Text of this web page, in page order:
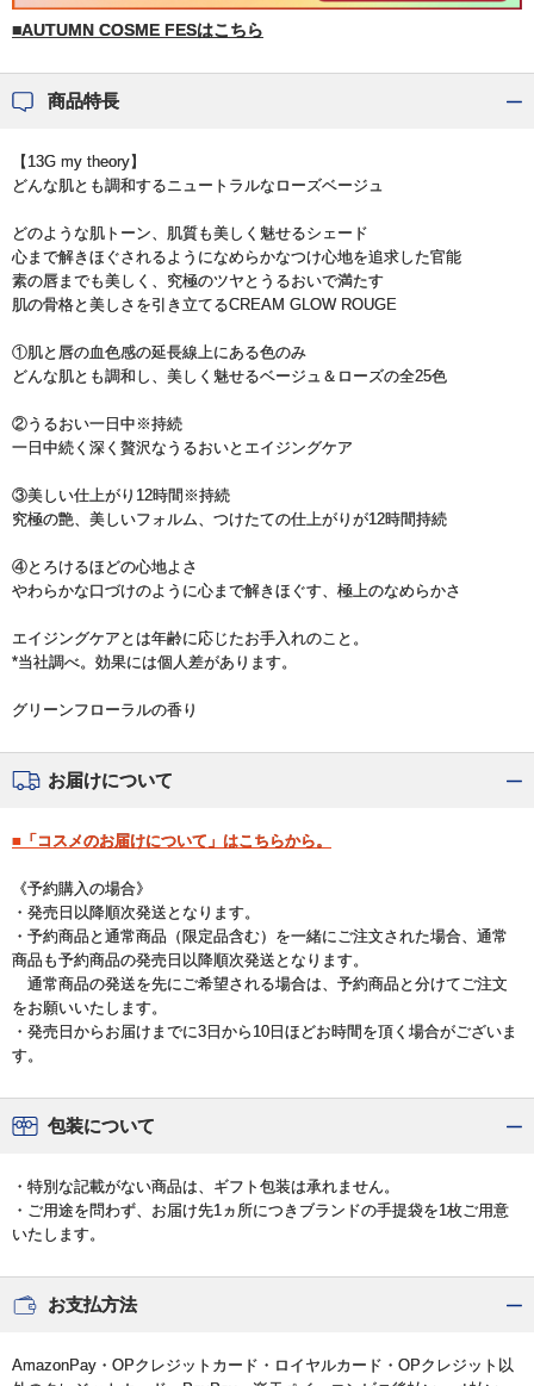
■AUTUMN COSME FESはこちら
商品特長
【13G my theory】
どんな肌とも調和するニュートラルなローズベージュ
どのような肌トーン、肌質も美しく魅せるシェード
心まで解きほぐされるようになめらかなつけ心地を追求した官能
素の唇までも美しく、究極のツヤとうるおいで満たす
肌の骨格と美しさを引き立てるCREAM GLOW ROUGE
①肌と唇の血色感の延長線上にある色のみ
どんな肌とも調和し、美しく魅せるベージュ＆ローズの全25色
②うるおい一日中※持続
一日中続く深く贅沢なうるおいとエイジングケア
③美しい仕上がり12時間※持続
究極の艶、美しいフォルム、つけたての仕上がりが12時間持続
④とろけるほどの心地よさ
やわらかな口づけのように心まで解きほぐす、極上のなめらかさ
エイジングケアとは年齢に応じたお手入れのこと。
*当社調べ。効果には個人差があります。
グリーンフローラルの香り
お届けについて
■「コスメのお届けについて」はこちらから。
《予約購入の場合》
・発売日以降順次発送となります。
・予約商品と通常商品（限定品含む）を一緒にご注文された場合、通常
商品も予約商品の発売日以降順次発送となります。
通常商品の発送を先にご希望される場合は、予約商品と分けてご注文
をお願いいたします。
・発売日からお届けまでに3日から10日ほどお時間を頂く場合がございま
す。
包装について
・特別な記載がない商品は、ギフト包装は承れません。
・ご用途を問わず、お届け先1ヵ所につきブランドの手提袋を1枚ご用意
いたします。
お支払方法
AmazonPay・OPクレジットカード・ロイヤルカード・OPクレジット以